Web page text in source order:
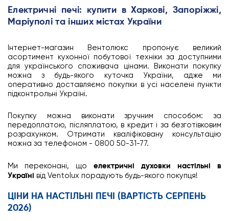
Електричні печі: купити в Харкові, Запоріжжі,
Маріуполі та інших містах України
Інтернет-магазин Вентолюкс пропонує великий
асортимент кухонної побутової техніки за доступними
для українського споживача цінами. Виконати покупку
можна з будь-якого куточка України, адже ми
оперативно доставляємо покупки в усі населені пункти
підконтрольні Україні.
Покупку можна виконати зручним способом: за
передоплатою, післяплатою, в кредит і за безготівковим
розрахунком. Отримати кваліфіковану консультацію
можна за телефоном - 0800 50-31-77.
Ми переконані, що електричні духовки настільні в
Україні від Ventolux порадують будь-якого покупця!
ЦІНИ НА НАСТІЛЬНІ ПЕЧІ (ВАРТІСТЬ СЕРПЕНЬ
2026)